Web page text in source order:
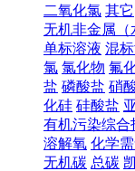
二氧化氯 其它
无机非金属（
单标溶液 混
氯 氯化物 氟
盐 磷酸盐 硝
化硅 硅酸盐
有机污染综合
溶解氧 化学
无机碳 总碳